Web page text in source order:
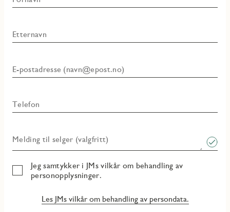
Etternavn
E-postadresse (navn@epost.no)
Telefon
Melding til selger (valgfritt)
Jeg samtykker i JMs vilkår om behandling av
personopplysninger.
Les JMs vilkår om behandling av persondata.